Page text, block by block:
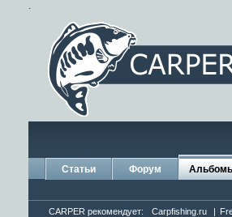
.
Статьи Форум
CARPER рекомендует: Carpfishing.ru |